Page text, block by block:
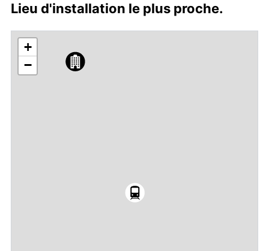
Lieu d'installation le plus proche.
+
−